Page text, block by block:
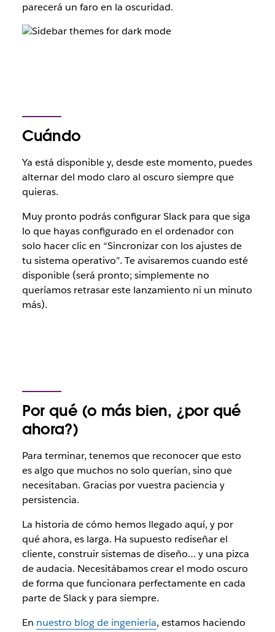
parecerá un faro en la oscuridad.
Cuándo
Ya está disponible y, desde este momento, puedes
alternar del modo claro al oscuro siempre que
quieras.
Muy pronto podrás configurar Slack para que siga
lo que hayas configurado en el ordenador con
solo hacer clic en “Sincronizar con los ajustes de
tu sistema operativo”. Te avisaremos cuando esté
disponible (será pronto; simplemente no
queríamos retrasar este lanzamiento ni un minuto
más).
Por qué (o más bien, ¿por qué
ahora?)
Para terminar, tenemos que reconocer que esto
es algo que muchos no solo querían, sino que
necesitaban. Gracias por vuestra paciencia y
persistencia.
La historia de cómo hemos llegado aquí, y por
qué ahora, es larga. Ha supuesto rediseñar el
cliente, construir sistemas de diseño… y una pizca
de audacia. Necesitábamos crear el modo oscuro
de forma que funcionara perfectamente en cada
parte de Slack y para siempre.
En nuestro blog de ingeniería, estamos haciendo